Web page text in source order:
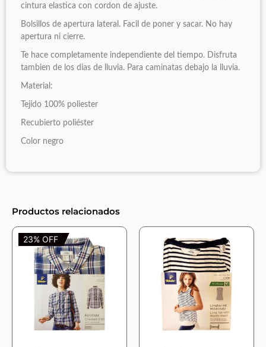
cintura elastica con cordon de ajuste.
Bolsillos de apertura lateral. Facil de poner y sacar. No hay
apertura ni cierre.
Te hace completamente independiente del tiempo. Disfruta
tambien de los dias de lluvia. Para caminatas debajo la lluvia.
Material:
Tejido 100% poliester
Recubierto poliéster
Color negro
Productos relacionados
23% OFF